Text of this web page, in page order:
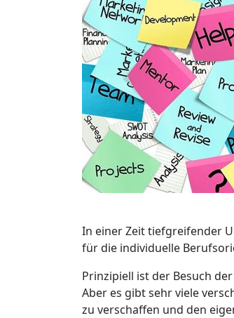
In einer Zeit tiefgreifender
für die individuelle
Prinzipiell ist der Besuch
Aber es gibt sehr viele
zu verschaffen und den